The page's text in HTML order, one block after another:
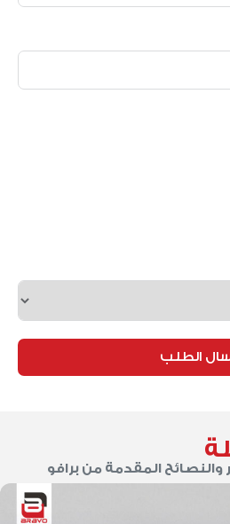
الطلب
والنصائح المقدمة من برافو